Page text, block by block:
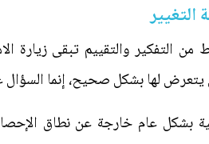
التغيير
من التفكير والتقييم تبقى
يتعرض لها بشكل صحيح، إنما
بشكل عام خارجة عن نطاق